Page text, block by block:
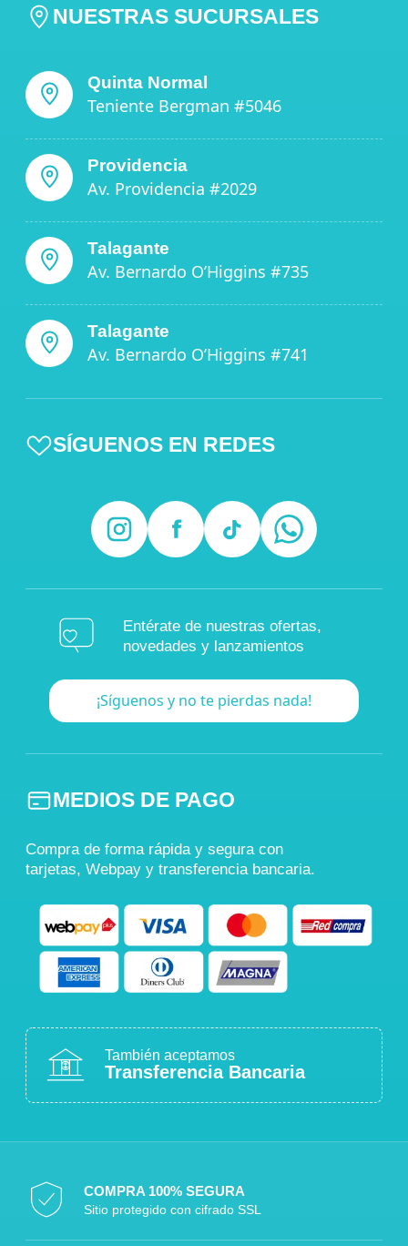
NUESTRAS SUCURSALES
Quinta Normal
Teniente Bergman #5046
Providencia
Av. Providencia #2029
Talagante
Av. Bernardo O’Higgins #735
Talagante
Av. Bernardo O’Higgins #741
SÍGUENOS EN REDES
Entérate de nuestras ofertas,
novedades y lanzamientos
¡Síguenos y no te pierdas nada!
MEDIOS DE PAGO
Compra de forma rápida y segura con
tarjetas, Webpay y transferencia bancaria.
También aceptamos
Transferencia Bancaria
COMPRA 100% SEGURA
Sitio protegido con cifrado SSL